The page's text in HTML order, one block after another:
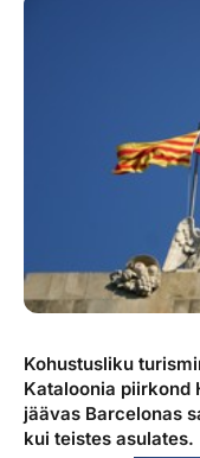
Ettevõttest
Kontaktid
Tule tööle
Uudised
Kohustusliku
Kataloonia piirkond
jäävas Barcelonas
kui teistes asulates.